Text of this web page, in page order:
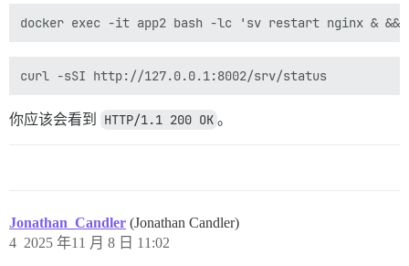
你应该会看到 HTTP/1.1 200 OK 。
Jonathan_Candler (Jonathan Candler)
2025 年11 月 8 日 11:02
4